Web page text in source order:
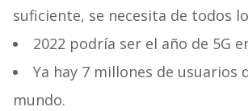
suficiente, se necesita de todos
2022 podría ser el año de 5G
Ya hay 7 millones de usuarios
mundo.